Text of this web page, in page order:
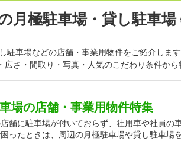
月極駐車場・貸し駐車場
駐車場などの店舗・事業用物件をご紹介しま
さ・間取り・写真・人気のこだわり条件か
場の店舗・事業用物件特集
舗に駐車場が付いておらず、社用車や社員の
ったときは、周辺の月極駐車場や貸し駐車場